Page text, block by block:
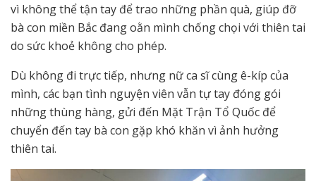
vì không thể tận tay để trao những phần quà, giúp đỡ
bà con miền Bắc đang oằn mình chống chọi với thiên tai
do sức khoẻ không cho phép.
Dù không đi trực tiếp, nhưng nữ ca sĩ cùng ê-kíp của
mình, các bạn tình nguyện viên vẫn tự tay đóng gói
những thùng hàng, gửi đến Mặt Trận Tổ Quốc để
chuyển đến tay bà con gặp khó khăn vì ảnh hưởng
thiên tai.